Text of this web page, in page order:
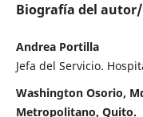
Biografía del
Andrea Portilla
Jefa del Servicio.
Washington Osorio,
Metropolitano, Quito.